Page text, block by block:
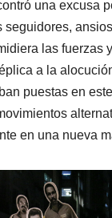
una excusa
seguidores,
las fuerzas
a la
puestas en
en una nueva